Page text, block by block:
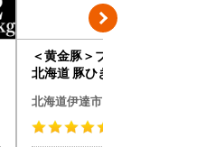
＜黄金豚＞ブランドポーク
北海道 豚ひき肉 普通挽き
北海道伊達市